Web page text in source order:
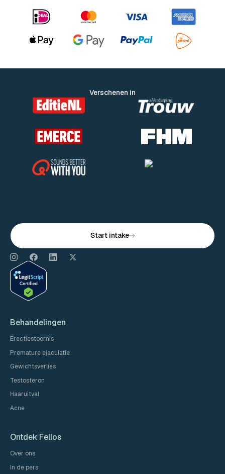
Verschenen in
Behandelingen
Erectiestoornis
Premature ejaculatie
Gewichtsverlies
Testosteron
Haaruitval
Acne
Ontdek Fellos
Over ons
In de pers
Start intake